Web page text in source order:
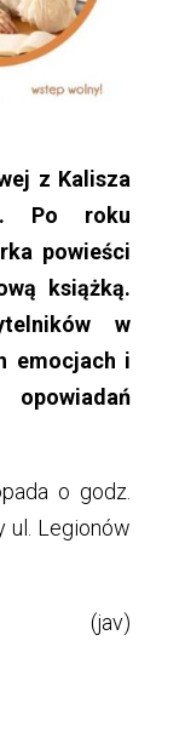
z Kalisza
Po roku
powieści
książką.
w
emocjach i
o godz.
ul. Legionów
(jav)